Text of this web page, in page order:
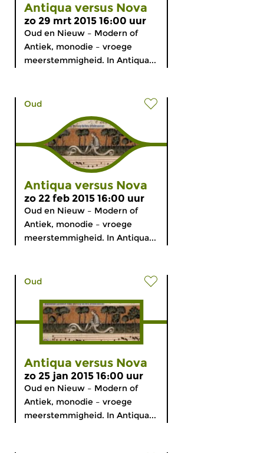
Antiqua versus Nova
zo 29 mrt 2015 16:00 uur
Oud en Nieuw – Modern of
Antiek, monodie – vroege
meerstemmigheid. In Antiqua...
Oud
Antiqua versus Nova
zo 22 feb 2015 16:00 uur
Oud en Nieuw – Modern of
Antiek, monodie – vroege
meerstemmigheid. In Antiqua...
Oud
Antiqua versus Nova
zo 25 jan 2015 16:00 uur
Oud en Nieuw – Modern of
Antiek, monodie – vroege
meerstemmigheid. In Antiqua...